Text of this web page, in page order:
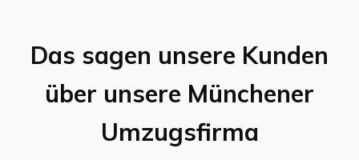
Das sagen unsere Kunden
über unsere Münchener
Umzugsfirma